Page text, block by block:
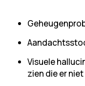
Visuele
zien die er